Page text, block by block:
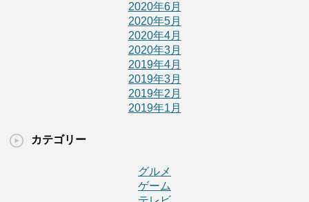
2020年6月
2020年5月
2020年4月
2020年3月
2019年4月
2019年3月
2019年2月
2019年1月
カテゴリー
グルメ
ゲーム